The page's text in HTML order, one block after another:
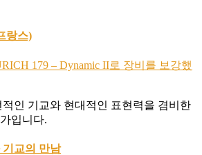
랑스)
179 – Dynamic II로 장비를 보강했
기교의 만남